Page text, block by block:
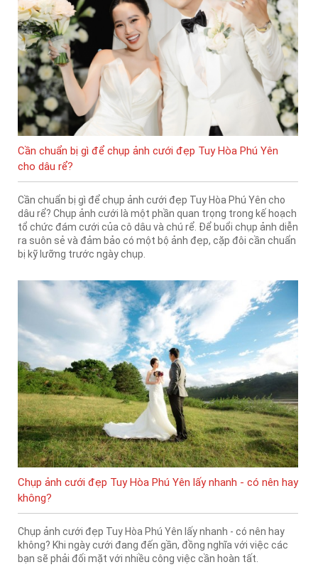
Cần chuẩn bị gì để chụp ảnh cưới đẹp Tuy Hòa Phú Yên
cho dâu rể?
Cần chuẩn bị gì để chụp ảnh cưới đẹp Tuy Hòa Phú Yên cho
dâu rể? Chụp ảnh cưới là một phần quan trọng trong kế hoạch
tổ chức đám cưới của cô dâu và chú rể. Để buổi chụp ảnh diễn
ra suôn sẻ và đảm bảo có một bộ ảnh đẹp, cặp đôi cần chuẩn
bị kỹ lưỡng trước ngày chụp.
Chụp ảnh cưới đẹp Tuy Hòa Phú Yên lấy nhanh - có nên hay
không?
Chụp ảnh cưới đẹp Tuy Hòa Phú Yên lấy nhanh - có nên hay
không? Khi ngày cưới đang đến gần, đồng nghĩa với việc các
bạn sẽ phải đối mặt với nhiều công việc cần hoàn tất.